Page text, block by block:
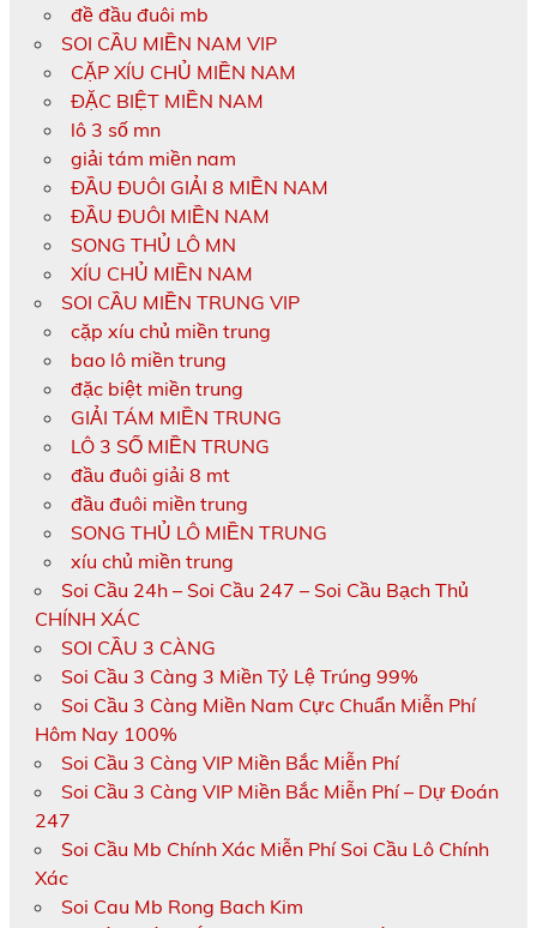
đề đầu đuôi mb
SOI CẦU MIỀN NAM VIP
CẶP XÍU CHỦ MIỀN NAM
ĐẶC BIỆT MIỀN NAM
lô 3 số mn
giải tám miền nam
ĐẦU ĐUÔI GIẢI 8 MIỀN NAM
ĐẦU ĐUÔI MIỀN NAM
SONG THỦ LÔ MN
XÍU CHỦ MIỀN NAM
SOI CẦU MIỀN TRUNG VIP
cặp xíu chủ miền trung
bao lô miền trung
đặc biệt miền trung
GIẢI TÁM MIỀN TRUNG
LÔ 3 SỐ MIỀN TRUNG
đầu đuôi giải 8 mt
đầu đuôi miền trung
SONG THỦ LÔ MIỀN TRUNG
xíu chủ miền trung
Soi Cầu 24h – Soi Cầu 247 – Soi Cầu Bạch Thủ
CHÍNH XÁC
SOI CẦU 3 CÀNG
Soi Cầu 3 Càng 3 Miền Tỷ Lệ Trúng 99%
Soi Cầu 3 Càng Miền Nam Cực Chuẩn Miễn Phí
Hôm Nay 100%
Soi Cầu 3 Càng VIP Miền Bắc Miễn Phí
Soi Cầu 3 Càng VIP Miền Bắc Miễn Phí – Dự Đoán
247
Soi Cầu Mb Chính Xác Miễn Phí Soi Cầu Lô Chính
Xác
Soi Cau Mb Rong Bach Kim